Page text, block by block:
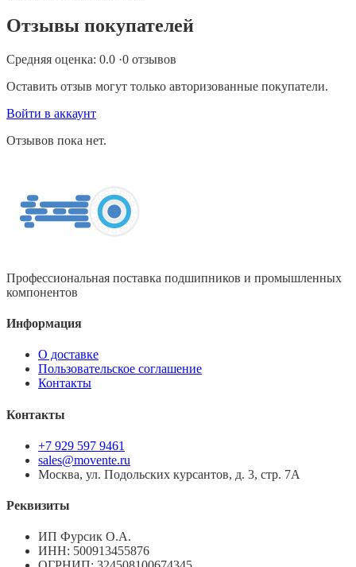
Отзывы покупателей
Средняя оценка: 0.0 ·0 отзывов
Оставить отзыв могут только авторизованные покупатели.
Войти в аккаунт
Отзывов пока нет.
Профессиональная поставка подшипников и промышленных
компонентов
Информация
О доставке
Пользовательское соглашение
Контакты
Контакты
+7 929 597 9461
sales@movente.ru
Москва, ул. Подольских курсантов, д. 3, стр. 7А
Реквизиты
ИП Фурсик О.А.
ИНН: 500913455876